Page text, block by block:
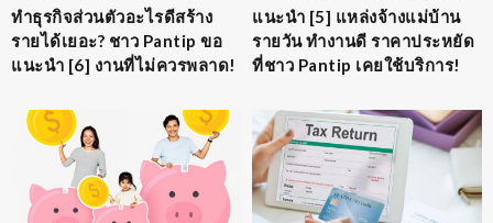
ทําธุรกิจส่วนตัวอะไรดีสร้าง
รายได้เยอะ? ชาว Pantip ขอ
แนะนำ [6] งานที่ไม่ควรพลาด!
แนะนำ [5] แหล่งจ้างแม่บ้าน
รายวัน ทำงานดี ราคาประหยัด
ที่ชาว Pantip เคยใช้บริการ!